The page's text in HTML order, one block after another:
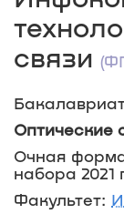
связи
Оптические
Очная
набора 2021
Факультет: